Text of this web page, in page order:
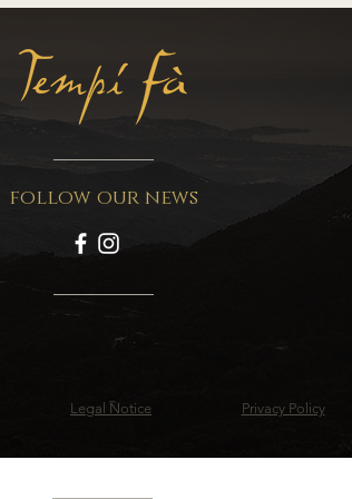
follow our news
Legal Notice Privacy Policy